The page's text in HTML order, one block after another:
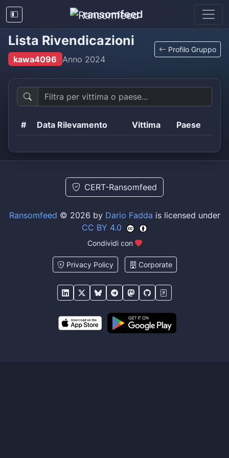
ransomfeed
Lista Rivendicazioni
kawa4096 Anno 2024
Profilo Gruppo
# Data Rilevamento Vittima Paese
CERT-Ransomfeed
Ransomfeed © 2026 by Dario Fadda is licensed under
CC BY 4.0
Condividi con
Privacy Policy Corporate